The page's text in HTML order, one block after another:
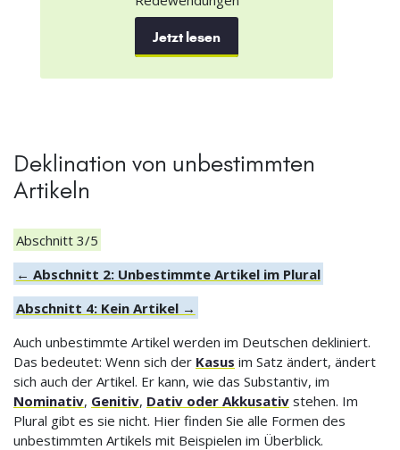
Jetzt lesen
Deklination von unbestimmten
Artikeln
Abschnitt 3/5
← Abschnitt 2: Unbestimmte Artikel im Plural
Abschnitt 4: Kein Artikel →
Auch unbestimmte Artikel werden im Deutschen dekliniert.
Das bedeutet: Wenn sich der Kasus im Satz ändert, ändert
sich auch der Artikel. Er kann, wie das Substantiv, im
Nominativ, Genitiv, Dativ oder Akkusativ stehen. Im
Plural gibt es sie nicht. Hier finden Sie alle Formen des
unbestimmten Artikels mit Beispielen im Überblick.